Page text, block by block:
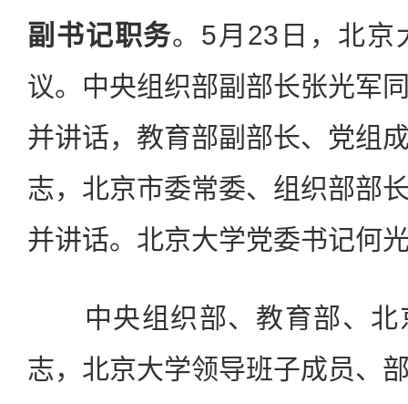
副书记职务。5月23日，北京
议。中央组织部副部长张光军
并讲话，教育部副部长、党组
志，北京市委常委、组织部部
并讲话。北京大学党委书记何
中央组织部、教育部、北
志，北京大学领导班子成员、